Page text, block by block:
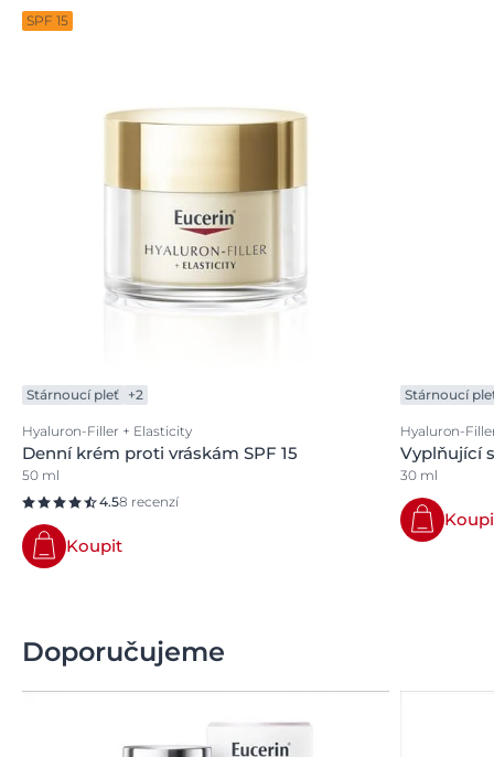
SPF 15
Stárnoucí pleť +2
Hyaluron-Filler + Elasticity
Denní krém proti vráskám SPF 15
50 ml
4.58 recenzí
Koupit
Stárnoucí
Hyaluron-
Vyplňující
30 ml
Doporučujeme